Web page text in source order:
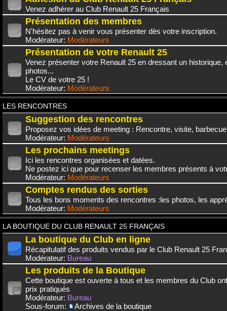
Venez adhérer au Club Renault 25 Français
Présentation des membres
N'hésitez pas à venir vous présenter dès votre inscription.
Modérateur: Modérateurs
Présentation de votre Renault 25
Venez présenter votre Renault 25 en dressant un historique,
photos...
Le CV de votre 25 !
Modérateur: Modérateurs
LES RENCONTRES
Suggestion des rencontres
Proposez vos idées de meeting : Rencontre, visite,
Modérateur: Modérateurs
Les prochains meetings
Ici les rencontres organisées et datées.
Ne postez ici que pour recenser les membres présents à
Modérateur: Modérateurs
Comptes rendus des sorties
Tous les bons moments des rencontres :les photos, les
Modérateur: Modérateurs
LA BOUTIQUE DU CLUB RENAULT 25 FRANÇAIS
La boutique du Club en ligne
Récapitulatif des produits vendus par le Club Renault 25
Modérateur: Bureau
Les produits de la Boutique
Cette boutique est ouverte à tous et les membres du Club
prix pratiqués
Modérateur: Bureau
Sous-forum:
Archives de la boutique